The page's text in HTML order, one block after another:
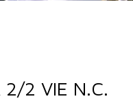
2/2 VIE N.C.